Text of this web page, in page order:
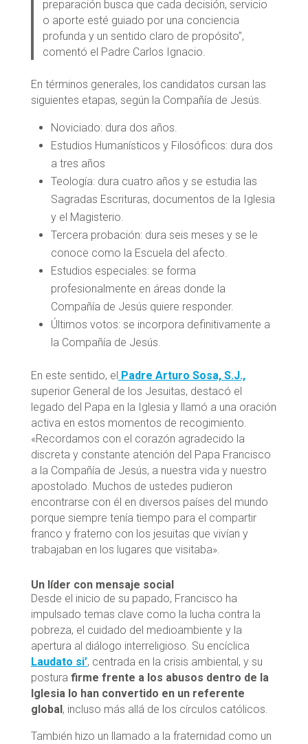
preparación busca que cada decisión, servicio
o aporte esté guiado por una conciencia
profunda y un sentido claro de propósito”,
comentó el Padre Carlos Ignacio.
En términos generales, los candidatos cursan las
siguientes etapas, según la Compañía de Jesús.
Noviciado: dura dos años.
Estudios Humanísticos y Filosóficos: dura dos
a tres años
Teología: dura cuatro años y se estudia las
Sagradas Escrituras, documentos de la Iglesia
y el Magisterio.
Tercera probación: dura seis meses y se le
conoce como la Escuela del afecto.
Estudios especiales: se forma
profesionalmente en áreas donde la
Compañía de Jesús quiere responder.
Últimos votos: se incorpora definitivamente a
la Compañía de Jesús.
En este sentido, el Padre Arturo Sosa, S.J.,
superior General de los Jesuitas, destacó el
legado del Papa en la Iglesia y llamó a una oración
activa en estos momentos de recogimiento.
«Recordamos con el corazón agradecido la
discreta y constante atención del Papa Francisco
a la Compañía de Jesús, a nuestra vida y nuestro
apostolado. Muchos de ustedes pudieron
encontrarse con él en diversos países del mundo
porque siempre tenía tiempo para el compartir
franco y fraterno con los jesuitas que vivían y
trabajaban en los lugares que visitaba».
Un líder con mensaje social
Desde el inicio de su papado, Francisco ha
impulsado temas clave como la lucha contra la
pobreza, el cuidado del medioambiente y la
apertura al diálogo interreligioso. Su encíclica
Laudato si’, centrada en la crisis ambiental, y su
postura firme frente a los abusos dentro de la
Iglesia lo han convertido en un referente
global , incluso más allá de los círculos católicos.
También hizo un llamado a la fraternidad como un